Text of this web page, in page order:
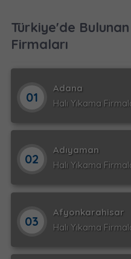
Türkiye'de Bulunan
Firmaları
01
Adana
Halı Yıkama
02
Adıyaman
Halı Yıkama
03
Afyonkarahisar
Halı Yıkama